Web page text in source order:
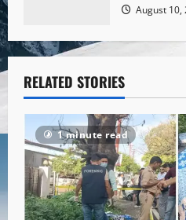
August 10,
RELATED STORIES
1 minute read